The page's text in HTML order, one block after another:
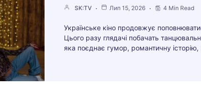
SK:TV Лип 15, 2026 4 Min Read
Українське кіно продовжує
Цього разу глядачі побачать
яка поєднає гумор, романтичну